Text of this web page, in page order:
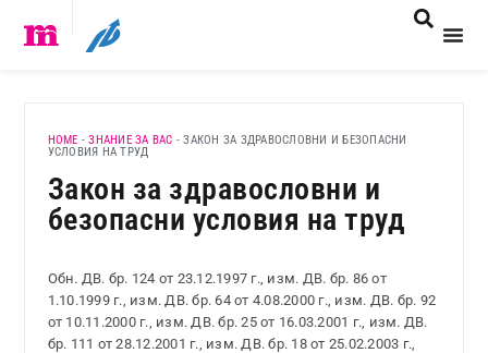
HOME -ЗНАНИЕ ЗА ВАС -ЗАКОН ЗА ЗДРАВОСЛОВНИ И БЕЗОПАСНИ
УСЛОВИЯ НА ТРУД
Закон за здравословни и
безопасни условия на труд
Обн. ДВ. бр. 124 от 23.12.1997 г., изм. ДВ. бр. 86 от
1.10.1999 г., изм. ДВ. бр. 64 от 4.08.2000 г., изм. ДВ. бр. 92
от 10.11.2000 г., изм. ДВ. бр. 25 от 16.03.2001 г., изм. ДВ.
бр. 111 от 28.12.2001 г., изм. ДВ. бр. 18 от 25.02.2003 г.,